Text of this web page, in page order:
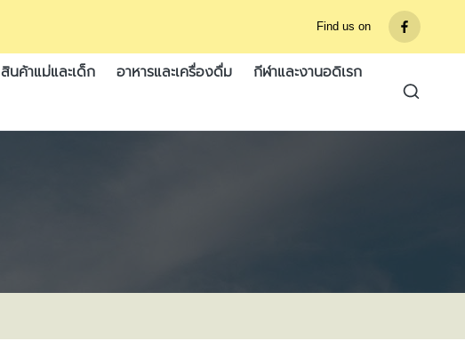
Find us on
รายการ
เมนู
สินค้าแม่และเด็ก อาหารและเครื่องดื่ม
กีฬาและงานอดิเรก